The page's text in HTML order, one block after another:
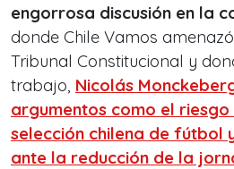
engorrosa discusión en la
donde Chile Vamos
Tribunal Constitucional y
trabajo, Nicolás
argumentos como el
selección chilena de fútbol
ante la reducción de la